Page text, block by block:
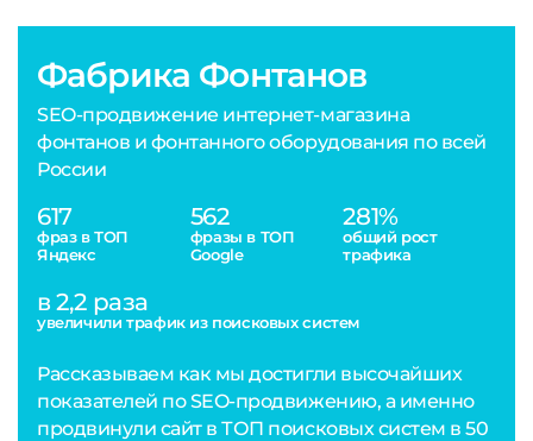
Фабрика Фонтанов
SEO-продвижение интернет-магазина
фонтанов и фонтанного оборудования по всей
России
617
фраз в ТОП
Яндекс
562
фразы в ТОП
Google
281%
общий рост
трафика
в 2,2 раза
увеличили трафик из поисковых систем
Рассказываем как мы достигли высочайших
показателей по SEO-продвижению, а именно
продвинули сайт в ТОП поисковых систем в 50